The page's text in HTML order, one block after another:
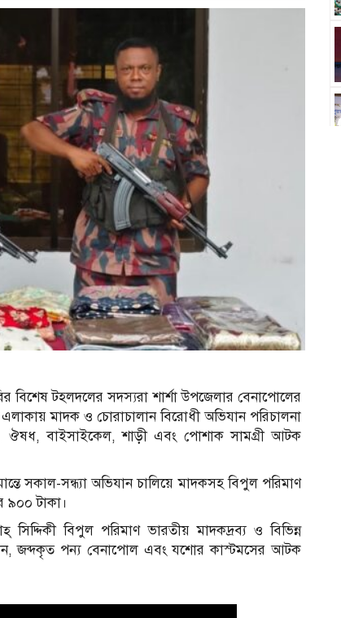
বিশেষ টহলদলের সদস্যরা শার্শা উপজেলার বেনাপোলের
মাদক ও চোরাচালান বিরোধী অভিযান পরিচালনা
ঔষধ, বাইসাইকেল, শাড়ী এবং পোশাক সামগ্রী আটক
সকাল-সন্ধ্যা অভিযান চালিয়ে মাদকসহ বিপুল পরিমাণ
৯০০ টাকা।
সিদ্দিকী বিপুল পরিমাণ ভারতীয় মাদকদ্রব্য ও বিভিন্ন
জব্দকৃত পন্য বেনাপোল এবং যশোর কাস্টমসের আটক